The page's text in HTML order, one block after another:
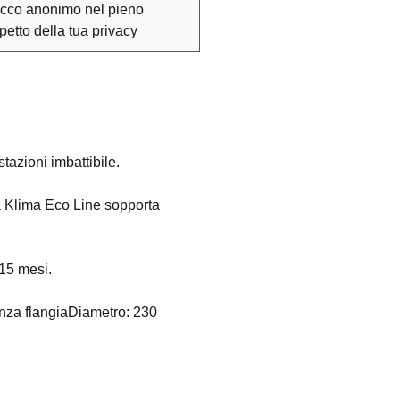
anonimo nel pieno
della tua privacy
imbattibile.
Klima Eco Line sopporta
mesi.
flangiaDiametro: 230